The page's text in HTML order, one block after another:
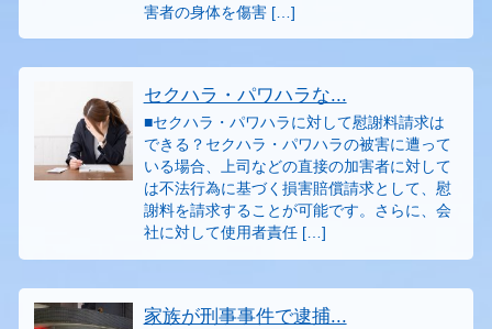
害者の身体を傷害 […]
セクハラ・パワハラな...
■セクハラ・パワハラに対して慰謝料請求は
できる？セクハラ・パワハラの被害に遭って
いる場合、上司などの直接の加害者に対して
は不法行為に基づく損害賠償請求として、慰
謝料を請求することが可能です。さらに、会
社に対して使用者責任 […]
家族が刑事事件で逮捕...